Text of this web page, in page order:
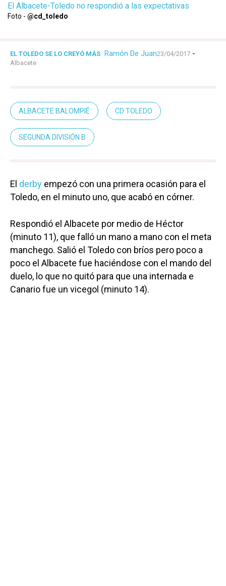
El Albacete-Toledo no respondió a las expectativas
Foto - @cd_toledo
EL TOLEDO SE LO CREYÓ MÁS Ramón De Juan23/04/2017 -
Albacete
ALBACETE BALOMPIÉ CD TOLEDO
SEGUNDA DIVISIÓN B
El derby empezó con una primera ocasión para el
Toledo, en el minuto uno, que acabó en córner.
Respondió el Albacete por medio de Héctor
(minuto 11), que falló un mano a mano con el meta
manchego. Salió el Toledo con bríos pero poco a
poco el Albacete fue haciéndose con el mando del
duelo, lo que no quitó para que una internada e
Canario fue un vicegol (minuto 14).